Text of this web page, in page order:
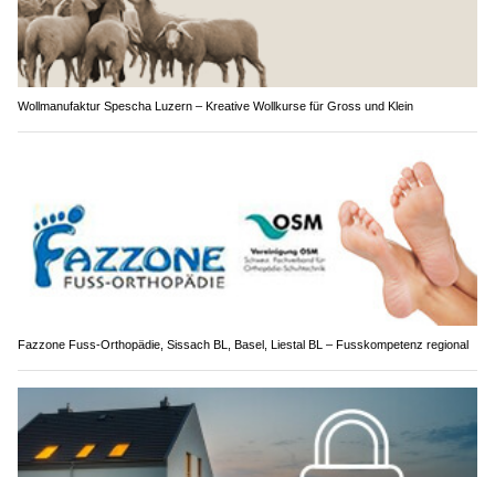
Wollmanufaktur Spescha Luzern – Kreative Wollkurse für Gross und Klein
Fazzone Fuss-Orthopädie, Sissach BL, Basel, Liestal BL – Fusskompetenz regional